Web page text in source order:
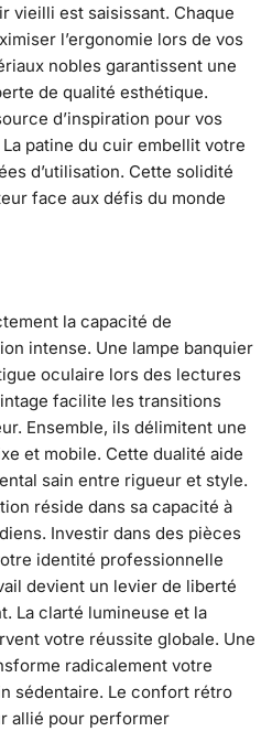
vieilli est saisissant. Chaque
l’ergonomie lors de vos
nobles garantissent une
de qualité esthétique.
d’inspiration pour vos
patine du cuir embellit votre
d’utilisation. Cette solidité
face aux défis du monde
la capacité de
intense. Une lampe banquier
oculaire lors des lectures
facilite les transitions
Ensemble, ils délimitent une
et mobile. Cette dualité aide
sain entre rigueur et style.
réside dans sa capacité à
Investir dans des pièces
identité professionnelle
devient un levier de liberté
La clarté lumineuse et la
votre réussite globale. Une
radicalement votre
sédentaire. Le confort rétro
allié pour performer